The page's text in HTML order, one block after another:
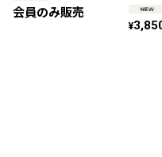
会員のみ販売
¥